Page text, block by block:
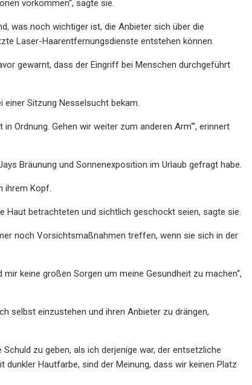
vorkommen“, sagte sie.
was noch wichtiger ist, die Anbieter sich über die
Laser-Haarentfernungsdienste entstehen können.
gewarnt, dass der Eingriff bei Menschen durchgeführt
Sitzung Nesselsucht bekam.
Ordnung. Gehen wir weiter zum anderen Arm‘“, erinnert
Bräunung und Sonnenexposition im Urlaub gefragt habe.
ihrem Kopf.
Haut betrachteten und sichtlich geschockt seien, sagte sie.
noch Vorsichtsmaßnahmen treffen, wenn sie sich in der
keine großen Sorgen um meine Gesundheit zu machen“,
selbst einzustehen und ihren Anbieter zu drängen,
zu geben, als ich derjenige war, der entsetzliche
dunkler Hautfarbe, sind der Meinung, dass wir keinen Platz